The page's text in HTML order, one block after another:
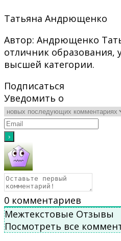
Татьяна Андрющенко
Автор: Андрющенко
отличник образования,
высшей категории.
Подписаться
Уведомить о
0 комментариев
Межтекстовые Отзывы
Посмотреть все